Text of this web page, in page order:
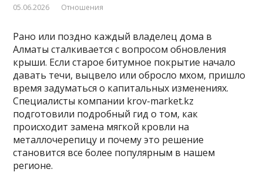
05.06.2026 Отношения
Рано или поздно каждый владелец дома в
Алматы сталкивается с вопросом обновления
крыши. Если старое битумное покрытие начало
давать течи, выцвело или обросло мхом, пришло
время задуматься о капитальных изменениях.
Специалисты компании krov-market.kz
подготовили подробный гид о том, как
происходит замена мягкой кровли на
металлочерепицу и почему это решение
становится все более популярным в нашем
регионе.